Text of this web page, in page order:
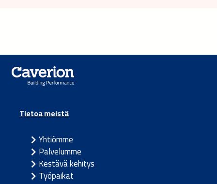
Tietoa meistä
Yhtiömme
Palvelumme
Kestävä kehitys
Työpaikat